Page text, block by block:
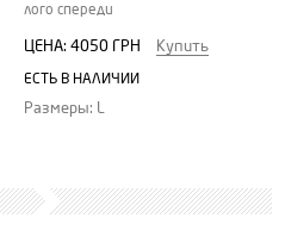
лого спереди
ЦЕНА: 4050 ГРН Купить
ЕСТЬ В НАЛИЧИИ
Размеры: L